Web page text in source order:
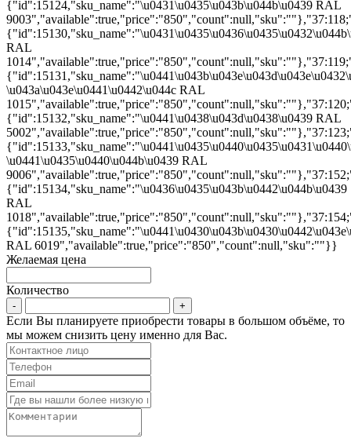
{"id":15124,"sku_name":"\u0431\u0435\u043b\u044b\u0439 RAL
RAL
\u043a\u043e\u0441\u0442\u044c RAL
{"id":15132,"sku_name":"\u0441\u0438\u043d\u0438\u0439 RAL
\u0441\u0435\u0440\u044b\u0439 RAL
{"id":15134,"sku_name":"\u0436\u0435\u043b\u0442\u044b\u0439
RAL
RAL 6019","available":true,"price":"850","count":null,"sku":""}}
Желаемая цена
Количество
Если Вы планируете приобрести товары в большом объёме, то
мы можем снизить цену именно для Вас.